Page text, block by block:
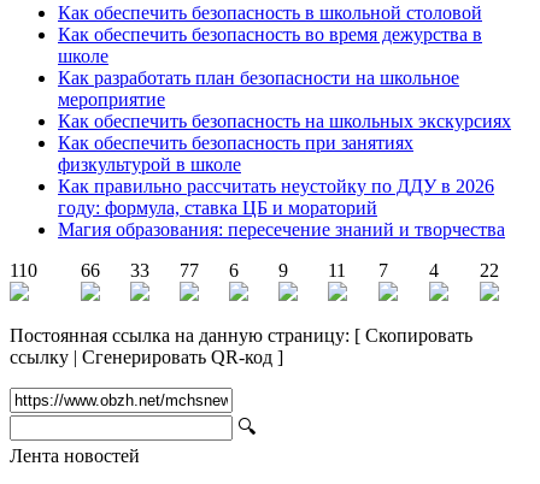
Как обеспечить безопасность в школьной столовой
Как обеспечить безопасность во время дежурства в
школе
Как разработать план безопасности на школьное
мероприятие
Как обеспечить безопасность на школьных экскурсиях
Как обеспечить безопасность при занятиях
физкультурой в школе
Как правильно рассчитать неустойку по ДДУ в 2026
году: формула, ставка ЦБ и мораторий
Магия образования: пересечение знаний и творчества
110
66 33 77 6 9 11 7 4 22
Постоянная ссылка на данную страницу: [ Скопировать
ссылку | Сгенерировать QR-код ]
🔍
Лента новостей